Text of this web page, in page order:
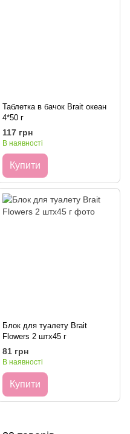
Таблетка в бачок Brait океан
4*50 г
117 грн
В наявності
Купити
Блок для туалету Brait
Flowers 2 штх45 г
81 грн
В наявності
Купити